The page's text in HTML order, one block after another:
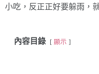
小吃，反正正好要躲雨，
內容目錄 顯示